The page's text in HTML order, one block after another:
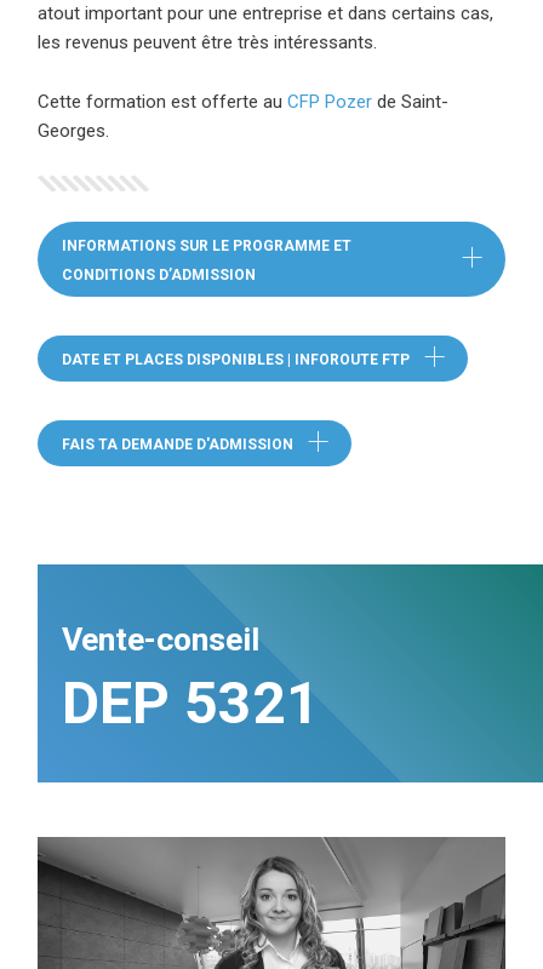
atout important pour une entreprise et dans certains cas,
les revenus peuvent être très intéressants.
Cette formation est offerte auCFP Pozer (ce lien ouvre dans
de Saint-
Georges.
INFORMATIONS SUR LE PROGRAMME ET
CONDITIONS D’ADMISSION (CE LIEN OUVRE DANS UNE NOUVELLE
DATE ET PLACES DISPONIBLES | INFOROUTE FTP (CE LIEN OUVRE
FAIS TA DEMANDE D'ADMISSION
Vente-conseil
DEP 5321